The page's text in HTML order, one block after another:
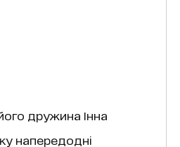
дружина Інна
напередодні